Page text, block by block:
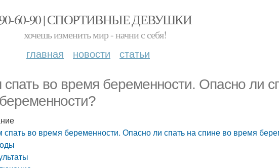
60-90 | СПОРТИВНЫЕ ДЕВУШКИ
хочешь изменить мир - начни с себя!
главная новости статьи
во время беременности. Опасно ли
спать во время беременности. Опасно ли спать на спине во время